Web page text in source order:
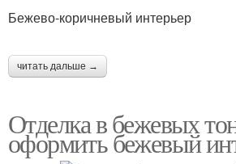
Бежево-коричневый интерьер
читать дальше →
Отделка в бежевых
оформить бежевый